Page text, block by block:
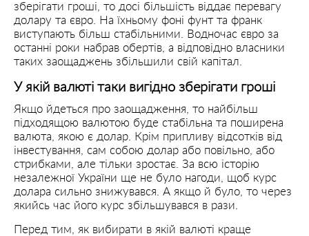
зберігати гроші, то досі більшість віддає перевагу
долару та євро. На їхньому фоні фунт та франк
виступають більш стабільними. Водночас євро за
останні роки набрав обертів, а відповідно власники
таких заощаджень збільшили свій капітал.
У якій валюті таки вигідно зберігати гроші
Якщо йдеться про заощадження, то найбільш
підходящою валютою буде стабільна та поширена
валюта, якою є долар. Крім припливу відсотків від
інвестування, сам собою долар або повільно, або
стрибками, але тільки зростає. За всю історію
незалежної України ще не було нагоди, щоб курс
долара сильно знижувався. А якщо й було, то через
якийсь час його курс збільшувався в рази.
Перед тим, як вибирати в якій валюті краще